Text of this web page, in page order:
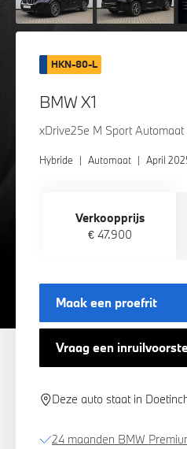
HKN-80-L
BMW X1
xDrive25e M Sport Automaat
Hybride | Automaat | April
Verkoopprijs
€ 47.900
Maak een proefrit
Vraag een
Deze auto staat in
24 maanden BMW